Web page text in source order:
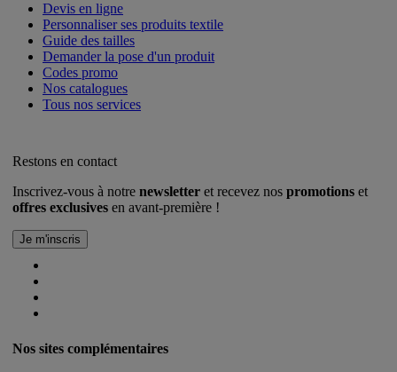
Devis en ligne
Personnaliser ses produits textile
Guide des tailles
Demander la pose d'un produit
Codes promo
Nos catalogues
Tous nos services
Restons en contact
Inscrivez-vous à notre newsletter et recevez nos promotions et
offres exclusives en avant-première !
Nos sites complémentaires